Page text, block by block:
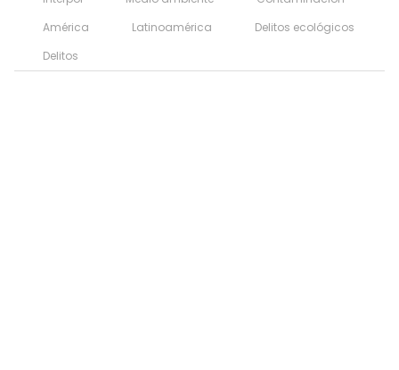
América
Latinoamérica
Delitos ecológicos
Delitos